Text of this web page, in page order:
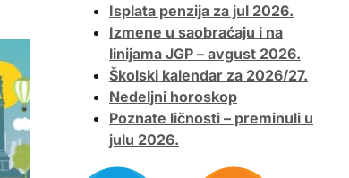
Isplata penzija za jul 2026.
Izmene u saobraćaju i na
linijama JGP – avgust 2026.
Školski kalendar za 2026/27.
Nedeljni horoskop
Poznate ličnosti – preminuli u
julu 2026.